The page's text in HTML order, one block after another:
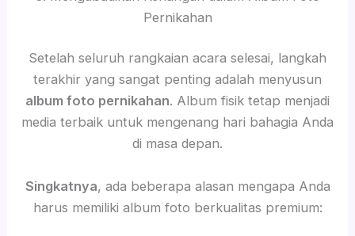
Pernikahan
Setelah seluruh rangkaian acara selesai, langkah
terakhir yang sangat penting adalah menyusun
album foto pernikahan. Album fisik tetap menjadi
media terbaik untuk mengenang hari bahagia Anda
di masa depan.
Singkatnya, ada beberapa alasan mengapa Anda
harus memiliki album foto berkualitas premium: